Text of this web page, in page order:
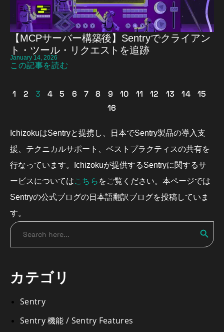
【MCPサーバー構築後】Sentryでクライアン
ト・ツール・リクエストを追跡
January 14, 2026
この記事を読む
1 2 3 4 5 6 7 8 9 10 11 12 13 14
15
16
IchizokuはSentryと提携し、日本でSentry製品の導入支
援、テクニカルサポート、ベストプラクティスの共有を
行なっています。Ichizokuが提供するSentryに関するサ
ービスについてはこちら をご覧ください。本ページでは
Sentryの公式ブログの日本語翻訳ブログを投稿していま
す。
Search
for:
カテゴリ
Sentry
Sentry 機能 / Sentry Features